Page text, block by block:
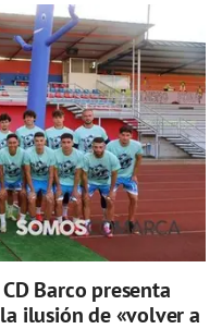
Barco presenta
ilusión de «volver a